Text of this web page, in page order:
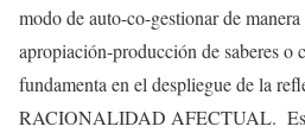
modo de auto-co-gestionar de
apropiación-producción de saberes o
fundamenta en el despliegue de la
RACIONALIDAD AFECTUAL. Es